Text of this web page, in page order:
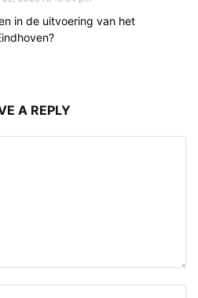
in de uitvoering van het
A REPLY